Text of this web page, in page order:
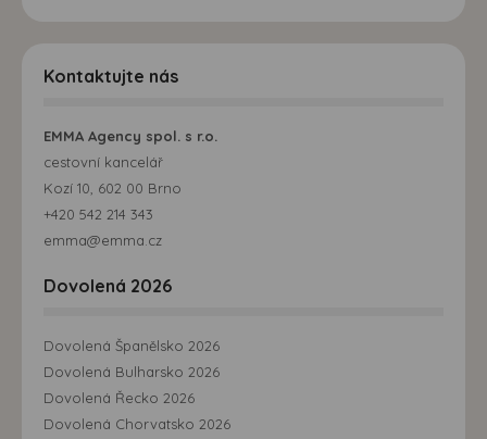
Kontaktujte nás
EMMA Agency spol. s r.o.
cestovní kancelář
Kozí 10, 602 00 Brno
+420 542 214 343
emma@emma.cz
Dovolená 2026
Dovolená Španělsko 2026
Dovolená Bulharsko 2026
Dovolená Řecko 2026
Dovolená Chorvatsko 2026